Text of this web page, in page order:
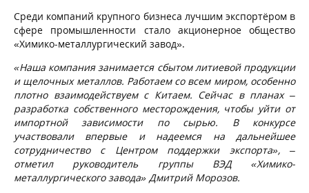
Среди компаний крупного бизнеса лучшим экспортёром в
сфере промышленности стало акционерное общество
«Химико-металлургический завод».
«Наша компания занимается сбытом литиевой продукции
и щелочных металлов. Работаем со всем миром, особенно
плотно взаимодействуем с Китаем. Сейчас в планах –
разработка собственного месторождения, чтобы уйти от
импортной зависимости по сырью. В конкурсе
участвовали впервые и надеемся на дальнейшее
сотрудничество с Центром поддержки экспорта»,
–
отметил руководитель группы ВЭД «Химико-
металлургического завода» Дмитрий Морозов.